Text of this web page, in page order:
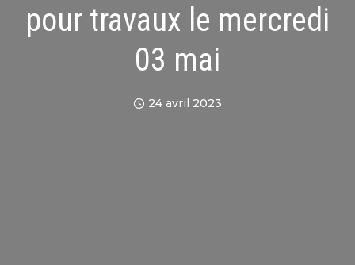
pour travaux le mercredi
03 mai
24 avril 2023